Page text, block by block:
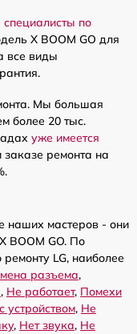
специалисты по
X BOOM GO для
все виды
Мы большая
более 20 тыс.
уже имеется
заказе ремонта на
наших мастеров - они
BOOM GO. По
LG, наиболее
разъема,
, Не работает, Помехи
устройством, Не
, Нет звука, Не